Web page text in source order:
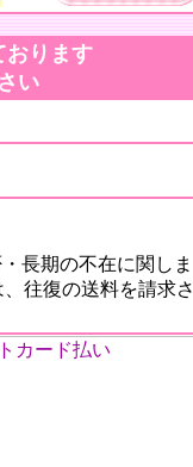
おります
い
長期の不在に関しま
往復の送料を請求さ